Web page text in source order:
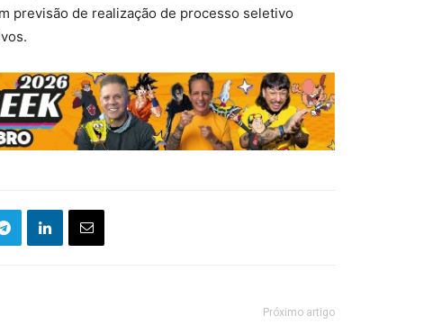
previsão de realização de processo seletivo
Próximo artigo